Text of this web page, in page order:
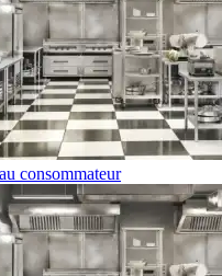
consommateur